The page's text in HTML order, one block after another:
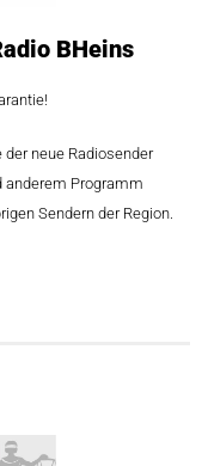
BHeins
neue Radiosender
anderem Programm
Sendern der Region.